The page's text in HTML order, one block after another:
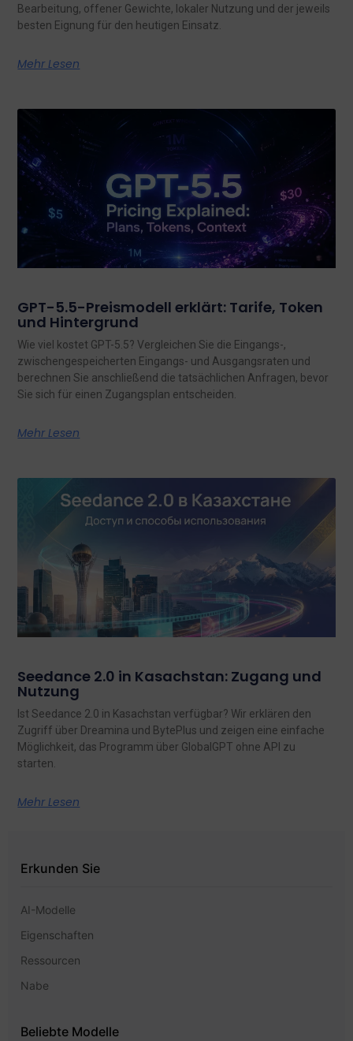
Bearbeitung, offener Gewichte, lokaler Nutzung und der jeweils
besten Eignung für den heutigen Einsatz.
Mehr Lesen
GPT-5.5-Preismodell erklärt: Tarife, Token
und Hintergrund
Wie viel kostet GPT-5.5? Vergleichen Sie die Eingangs-,
zwischengespeicherten Eingangs- und Ausgangsraten und
berechnen Sie anschließend die tatsächlichen Anfragen, bevor
Sie sich für einen Zugangsplan entscheiden.
Mehr Lesen
Seedance 2.0 in Kasachstan: Zugang und
Nutzung
Ist Seedance 2.0 in Kasachstan verfügbar? Wir erklären den
Zugriff über Dreamina und BytePlus und zeigen eine einfache
Möglichkeit, das Programm über GlobalGPT ohne API zu
starten.
Mehr Lesen
Erkunden Sie
AI-Modelle
Eigenschaften
Ressourcen
Nabe
Beliebte Modelle